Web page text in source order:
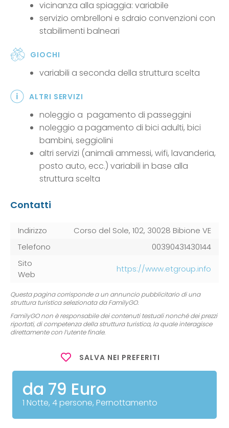
vicinanza alla spiaggia: variabile
servizio ombrelloni e sdraio convenzioni con
stabilimenti balneari
GIOCHI
variabili a seconda della struttura scelta
ALTRI SERVIZI
noleggio a pagamento di passeggini
noleggio a pagamento di bici adulti, bici
bambini, seggiolini
altri servizi (animali ammessi, wifi, lavanderia,
posto auto, ecc.) variabili in base alla
struttura scelta
Contatti
Indirizzo
Corso del Sole, 102, 30028 Bibione VE
Telefono
00390431430144
Sito
Web
https://www.etgroup.info
Questa pagina corrisponde a un annuncio pubblicitario di una
struttura turistica selezionata da FamilyGO.
FamilyGO non è responsabile dei contenuti testuali nonché dei prezzi
riportati, di competenza della struttura turistica, la quale interagisce
direttamente con l’utente finale.
SALVA NEI PREFERITI
da 79 Euro
1 Notte, 4 persone, Pernottamento